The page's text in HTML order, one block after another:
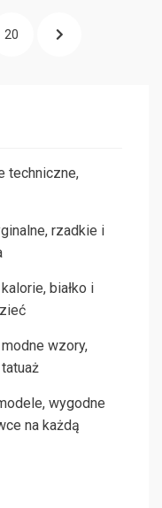
PAGE
20 NEXT
techniczne,
rzadkie i
białko i
wzory,
wygodne
na każdą